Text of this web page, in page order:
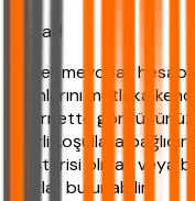
Dikkat!
Vadeli mevduat
oranlarını mutlaka
İnternette
belirli koşullara
müşterisi olmak veya
şartlar bulunabilir.